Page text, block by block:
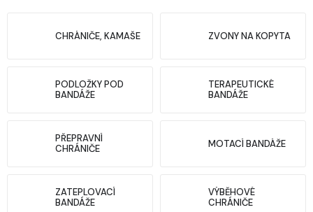
CHRÁNIČE, KAMAŠE ZVONY NA KOPYTA
PODLOŽKY POD
BANDÁŽE
TERAPEUTICKÉ
BANDÁŽE
PŘEPRAVNÍ
CHRÁNIČE
MOTACÍ BANDÁŽE
ZATEPLOVACÍ
BANDÁŽE
VÝBĚHOVÉ
CHRÁNIČE